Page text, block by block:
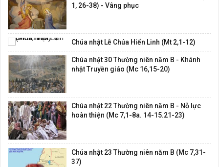
1, 26-38) - Vâng phục
Chúa nhật Lễ Chúa Hiển Linh (Mt 2,1-12)
Chúa nhật 30 Thường niên năm B - Khánh
nhật Truyền giáo (Mc 16,15-20)
Chúa nhật 22 Thường niên năm B - Nỗ lực
hoàn thiện (Mc 7,1-8a. 14-15.21-23)
Chúa nhật 23 Thường niên năm B (Mc 7,31-
37)